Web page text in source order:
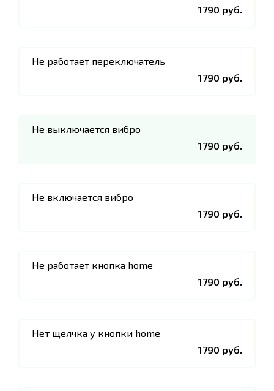
1790 руб.
Не работает переключатель
1790 руб.
Не выключается вибро
1790 руб.
Не включается вибро
1790 руб.
Не работает кнопка home
1790 руб.
Нет щелчка у кнопки home
1790 руб.